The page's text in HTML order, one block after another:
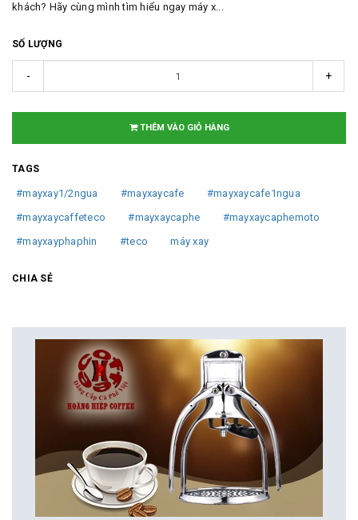
khách? Hãy cùng mình tìm hiểu ngay máy x...
SỐ LƯỢNG
- +
THÊM VÀO GIỎ HÀNG
TAGS
#mayxay1/2ngua #mayxaycafe
#mayxaycafe1ngua
#mayxaycaffeteco
#mayxaycaphe
#mayxaycaphemoto
#mayxayphaphin
#teco máy xay
CHIA SẺ